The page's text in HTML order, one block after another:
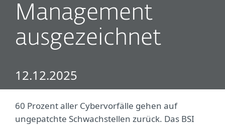
Management
ausgezeichnet
12.12.2025
60 Prozent aller Cybervorfälle gehen auf
ungepatchte Schwachstellen zurück. Das BSI